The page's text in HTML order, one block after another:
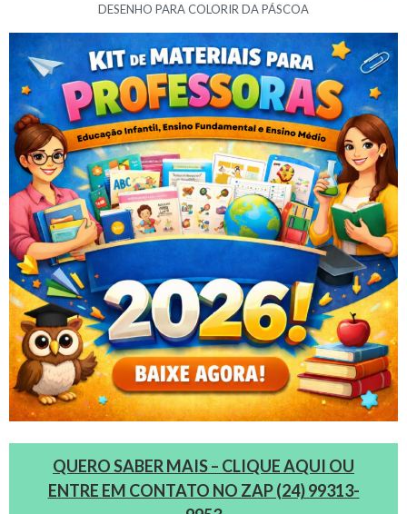
DESENHO PARA COLORIR DA PÁSCOA
QUERO SABER MAIS – CLIQUE AQUI OU
ENTRE EM CONTATO NO ZAP (24) 99313-